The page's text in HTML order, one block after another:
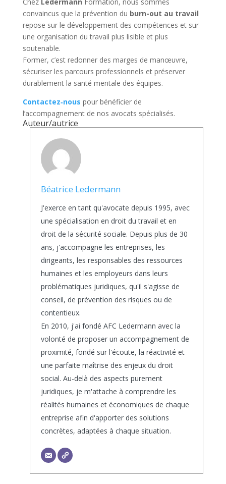
convaincus que la prévention du burn-out au travail
repose sur le développement des compétences et sur
une organisation du travail plus lisible et plus
soutenable.
Former, c’est redonner des marges de manœuvre,
sécuriser les parcours professionnels et préserver
durablement la santé mentale des équipes.
Contactez‑nous pour bénéficier de
l’accompagnement de nos avocats spécialisés.
Auteur/autrice
Béatrice Ledermann
J'exerce en tant qu'avocate depuis 1995, avec
une spécialisation en droit du travail et en
droit de la sécurité sociale. Depuis plus de 30
ans, j'accompagne les entreprises, les
dirigeants, les responsables des ressources
humaines et les employeurs dans leurs
problématiques juridiques, qu'il s'agisse de
conseil, de prévention des risques ou de
contentieux.
En 2010, j'ai fondé AFC Ledermann avec la
volonté de proposer un accompagnement de
proximité, fondé sur l'écoute, la réactivité et
une parfaite maîtrise des enjeux du droit
social. Au-delà des aspects purement
juridiques, je m'attache à comprendre les
réalités humaines et économiques de chaque
entreprise afin d'apporter des solutions
concrètes, adaptées à chaque situation.